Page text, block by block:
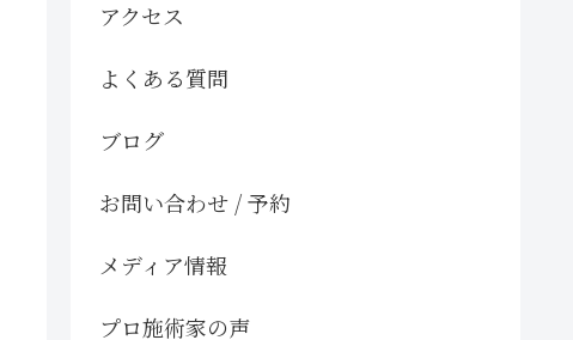
アクセス
よくある質問
ブログ
お問い合わせ / 予約
メディア情報
プロ施術家の声